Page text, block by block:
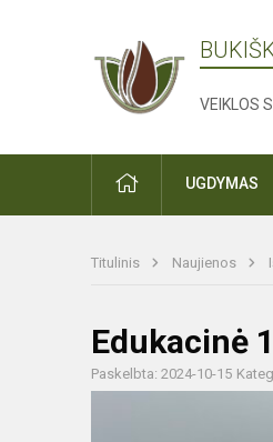
VEIKLOS
PRADŽIAUGDYMAS
Titulinis Naujienos
Edukacinė
Paskelbta: 2024-10-15